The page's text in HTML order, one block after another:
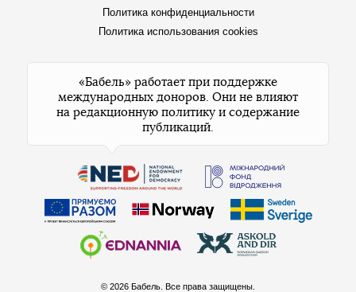
Политика конфиденциальности
Политика использования cookies
«Бабель» работает при поддержке
международных доноров. Они не влияют
на редакционную политику и содержание
публикаций.
© 2026 Бабель. Все права защищены.